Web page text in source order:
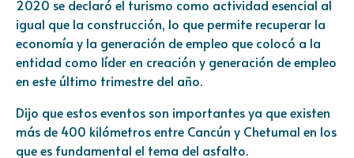
2020 se declaró el turismo como actividad esencial al
igual que la construcción, lo que permite recuperar la
economía y la generación de empleo que colocó a la
entidad como líder en creación y generación de empleo
en este último trimestre del año.
Dijo que estos eventos son importantes ya que existen
más de 400 kilómetros entre Cancún y Chetumal en los
que es fundamental el tema del asfalto.